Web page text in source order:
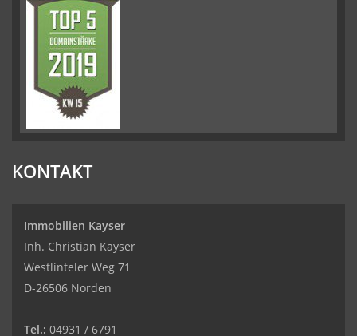
KONTAKT
Immobilien Kayser
Inh. Christian Kayser
Westlinteler Weg 71
D-26506 Norden
Tel.: 04931 / 6791